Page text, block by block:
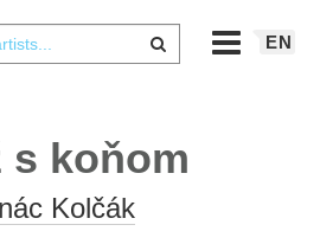
EN
s koňom
Kolčák